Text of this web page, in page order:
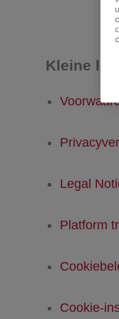
Kleine
Legal
Platform
Cookie-